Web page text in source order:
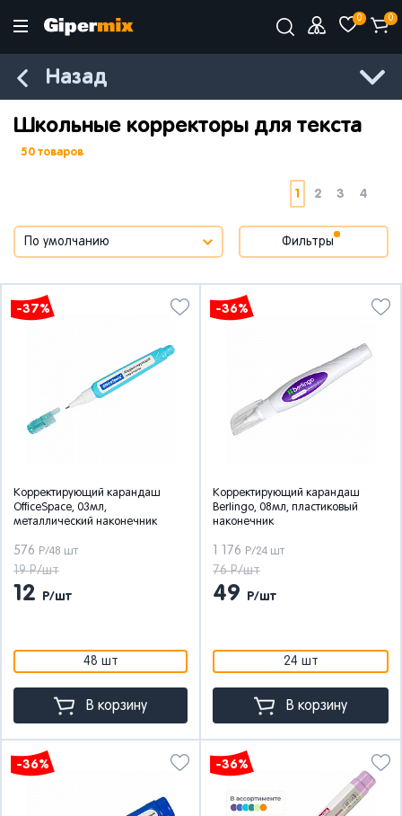
0 0
Назад
Школьные корректоры для текста
50 товаров
1 2 3 4
Фильтры
-37%
Корректирующий карандаш
OfficeSpace, 03мл,
металлический наконечник
576 Р/48 шт
19 Р/шт
12 Р/шт
48 шт
В корзину
-36%
Корректирующий карандаш
Berlingo, 08мл, пластиковый
наконечник
1 176 Р/24 шт
76 Р/шт
49 Р/шт
24 шт
В корзину
-36% -36%